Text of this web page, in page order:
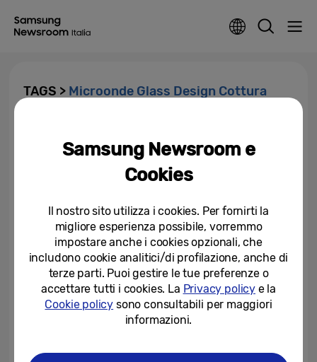
TAGS > Microonde Glass Design Cottura
Con i consigli di Samsung e
Michela Coppa il benessere è a
portata di mano
Samsung Newsroom e
Cookies
Il nostro sito utilizza i cookies. Per fornirti la
migliore esperienza possibile, vorremmo
impostare anche i cookies opzionali, che
includono cookie analitici/di profilazione, anche di
terze parti. Puoi gestire le tue preferenze o
accettare tutti i cookies. La Privacy policye la
Cookie policy sono consultabili per maggiori
informazioni.